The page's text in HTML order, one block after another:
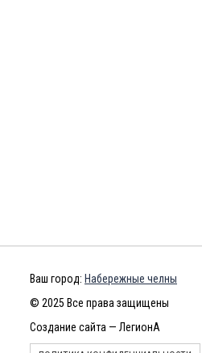
Ваш город: Набережные челны
© 2025 Все права защищены
Создание сайта — ЛегионА